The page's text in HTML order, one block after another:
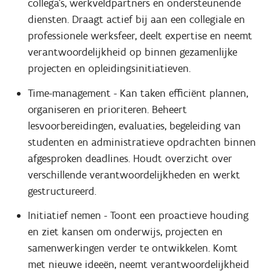
collega's, werkveldpartners en ondersteunende
diensten. Draagt actief bij aan een collegiale en
professionele werksfeer, deelt expertise en neemt
verantwoordelijkheid op binnen gezamenlijke
projecten en opleidingsinitiatieven.
Time-management - Kan taken efficiënt plannen,
organiseren en prioriteren. Beheert
lesvoorbereidingen, evaluaties, begeleiding van
studenten en administratieve opdrachten binnen
afgesproken deadlines. Houdt overzicht over
verschillende verantwoordelijkheden en werkt
gestructureerd.
Initiatief nemen - Toont een proactieve houding
en ziet kansen om onderwijs, projecten en
samenwerkingen verder te ontwikkelen. Komt
met nieuwe ideeën, neemt verantwoordelijkheid